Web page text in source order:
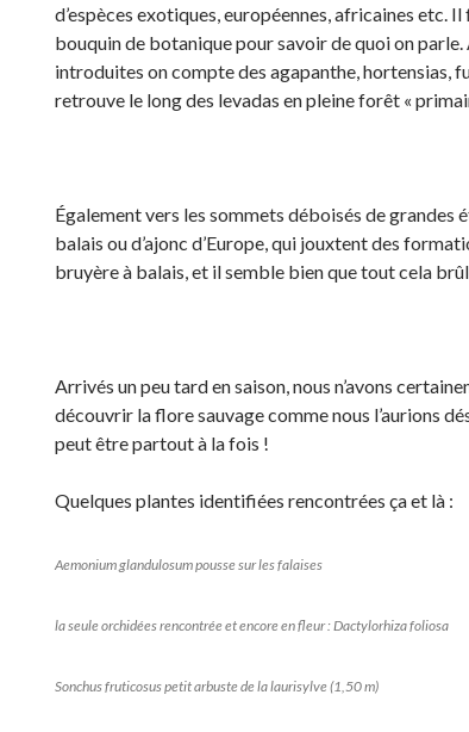
d’espèces exotiques, européennes, africaines etc.
bouquin de botanique pour savoir de quoi on parle.
introduites on compte des agapanthe, hortensias,
retrouve le long des levadas en pleine forêt «
Également vers les sommets déboisés de grandes
balais ou d’ajonc d’Europe, qui jouxtent des
bruyère à balais, et il semble bien que tout cela
Arrivés un peu tard en saison, nous n’avons
découvrir la flore sauvage comme nous l’aurions
peut être partout à la fois !
Quelques plantes identifiées rencontrées ça et là :
Aemonium glandulosum pousse sur les falaises
la seule orchidées rencontrée et encore en fleur : Dactylorhiza foliosa
Sonchus fruticosus petit arbuste de la laurisylve (1,50 m)